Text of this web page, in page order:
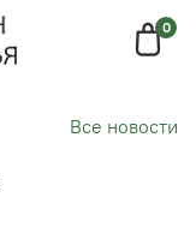
0
Все новости